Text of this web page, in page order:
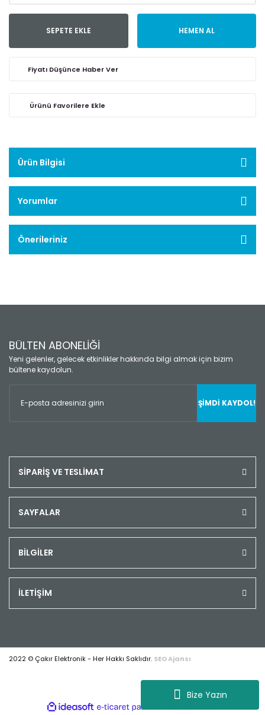
Bize Yazın
SEPETE EKLE HEMEN AL
Fiyatı Düşünce Haber Ver
Ürün Bilgisi
Yorumlar
Önerileriniz
BÜLTEN ABONELİĞİ
Yeni gelenler, gelecek etkinlikler hakkında bilgi almak için bizim
bültene kaydolun.
ŞİMDİ KAYDOL!
SİPARİŞ VE TESLİMAT
SAYFALAR
BİLGİLER
İLETİŞİM
2022 © Çakır Elektronik - Her Hakkı Saklıdır. SEO Ajansı
ideasoft